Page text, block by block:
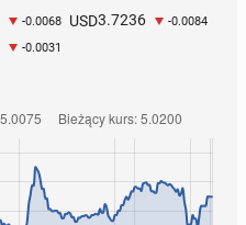
-0.0068 USD3.7236 -0.0084
-0.0031